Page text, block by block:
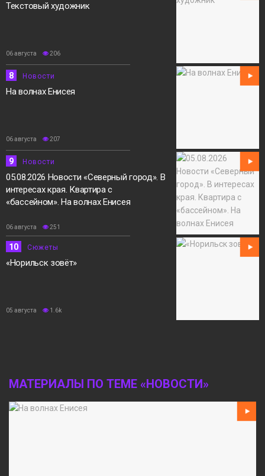
Текстовый художник
06 августа 206
8 Новости
На волнах Енисея
06 августа 207
9 Новости
05.08.2026 Новости «Северный город». В
интересах края. Квартира с
«бассейном». На волнах Енисея
06 августа 251
10 Сюжеты
«Норильск зовёт»
05 августа 1.6k
МАТЕРИАЛЫ ПО ТЕМЕ «НОВОСТИ»